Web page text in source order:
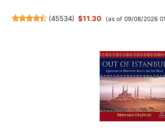
(45534) $11.30 (as of 09/08/2026